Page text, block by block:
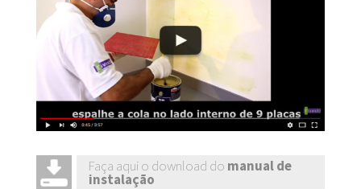
Faça aqui o download do manual de
instalação